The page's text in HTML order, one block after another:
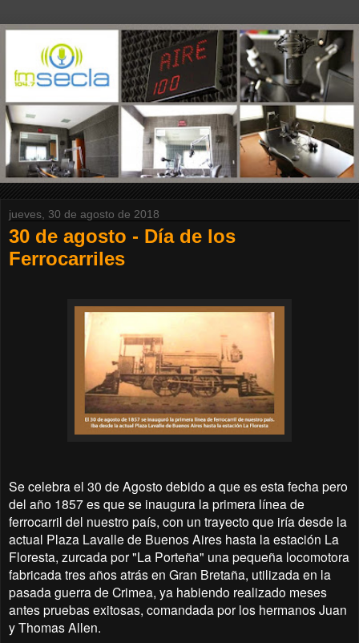
jueves, 30 de agosto de 2018
30 de agosto - Día de los
Ferrocarriles
Se celebra el 30 de Agosto debido a que es esta fecha pero
del año 1857 es que se inaugura la primera línea de
ferrocarril del nuestro país, con un trayecto que iría desde la
actual Plaza Lavalle de Buenos Aires hasta la estación La
Floresta, zurcada por "La Porteña" una pequeña locomotora
fabricada tres años atrás en Gran Bretaña, utilizada en la
pasada guerra de Crimea, ya habiendo realizado meses
antes pruebas exitosas, comandada por los hermanos Juan
y Thomas Allen.